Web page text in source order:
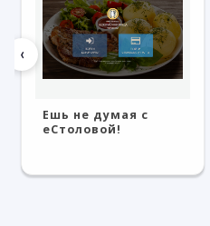
‹
Ешь не думая с
eСтоловой!